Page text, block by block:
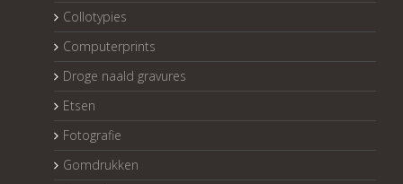
Collotypies
Computerprints
Droge naald gravures
Etsen
Fotografie
Gomdrukken